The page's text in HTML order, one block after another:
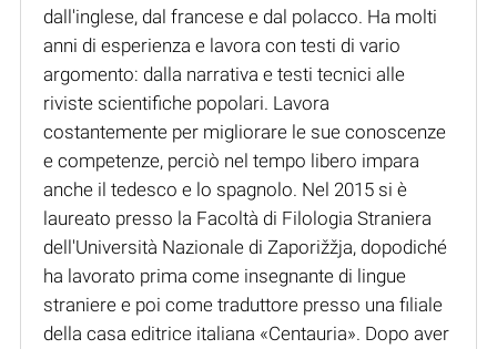
dall'inglese, dal francese e dal polacco. Ha molti
anni di esperienza e lavora con testi di vario
argomento: dalla narrativa e testi tecnici alle
riviste scientifiche popolari. Lavora
costantemente per migliorare le sue conoscenze
e competenze, perciò nel tempo libero impara
anche il tedesco e lo spagnolo. Nel 2015 si è
laureato presso la Facoltà di Filologia Straniera
dell'Università Nazionale di Zaporižžja, dopodiché
ha lavorato prima come insegnante di lingue
straniere e poi come traduttore presso una filiale
della casa editrice italiana «Centauria». Dopo aver